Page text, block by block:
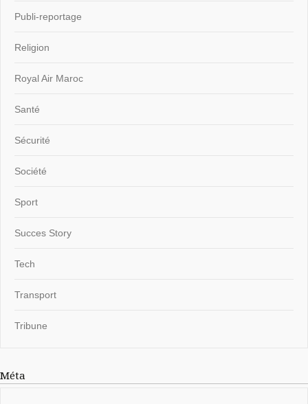
Publi-reportage
Religion
Royal Air Maroc
Santé
Sécurité
Société
Sport
Succes Story
Tech
Transport
Tribune
Méta